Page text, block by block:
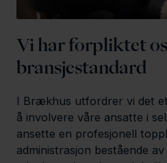
Vi har forpliktet
bransjestandard
I Brækhus utfordrer vi det
å involvere våre ansatte i
ansette en profesjonell
administrasjon bestående